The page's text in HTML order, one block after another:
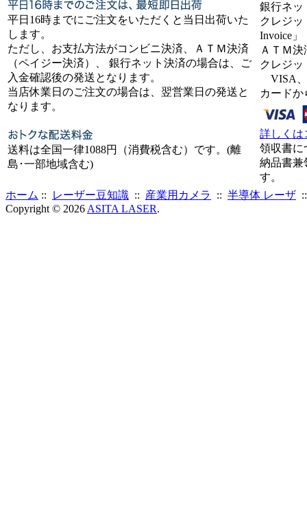
平日16時までにご注文をいただくと当日出荷いた
します。
ただし、お支払方法がコンビニ決済、ＡＴＭ決済
（ペイジー決済）、 銀行ネット決済の場合は、ご
入金確認後の発送となります。
当店休業日のご注文の場合は、翌営業日の発送と
なります。
送料は全国一律1088円（消費税含む）です。(離
島･一部地域含む)
銀行ネッ
クレジッ
Invoice」
ＡＴＭ
クレジッ
VISA、
カード
詳しくは
領収書に
納品書兼
す。
ホーム :: レーザー豆知識 :: 産業用カメラ :: 半導体 レーザ
Copyright © 2026 ASITA LASER.